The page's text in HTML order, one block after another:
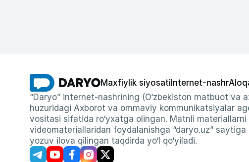
Maxfiylik siyosati Internet-nashr
“Daryo” internet-nashrining (O‘zbekiston matbuot va
huzuridagi Axborot va ommaviy kommunikatsiyalar
vositasi sifatida ro‘yxatga olingan. Matnli
videomateriallaridan foydalanishga “daryo.uz”
yozuv ilova qilingan taqdirda yo‘l qo‘yiladi.